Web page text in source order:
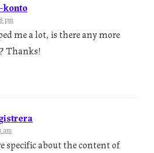
konto
pm
me a lot, is there any more
Thanks!
am
specific about the content of